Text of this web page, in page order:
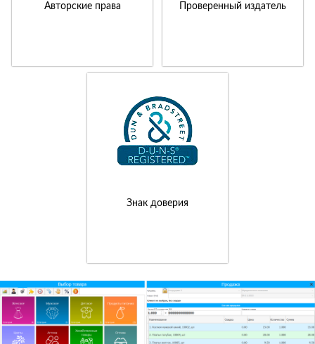
Авторские права Проверенный издатель
Знак доверия